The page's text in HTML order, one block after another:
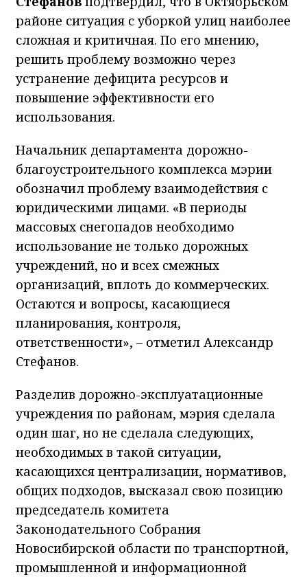
районе ситуация с уборкой улиц наиболее
сложная и критичная. По его мнению,
решить проблему возможно через
устранение дефицита ресурсов и
повышение эффективности его
использования.
Начальник департамента дорожно-
благоустроительного комплекса мэрии
обозначил проблему взаимодействия с
юридическими лицами. «В периоды
массовых снегопадов необходимо
использование не только дорожных
учреждений, но и всех смежных
организаций, вплоть до коммерческих.
Остаются и вопросы, касающиеся
планирования, контроля,
ответственности», – отметил Александр
Стефанов.
Разделив дорожно-эксплуатационные
учреждения по районам, мэрия сделала
один шаг, но не сделала следующих,
необходимых в такой ситуации,
касающихся централизации, нормативов,
общих подходов, высказал свою позицию
председатель комитета
Законодательного Собрания
Новосибирской области по транспортной,
промышленной и информационной